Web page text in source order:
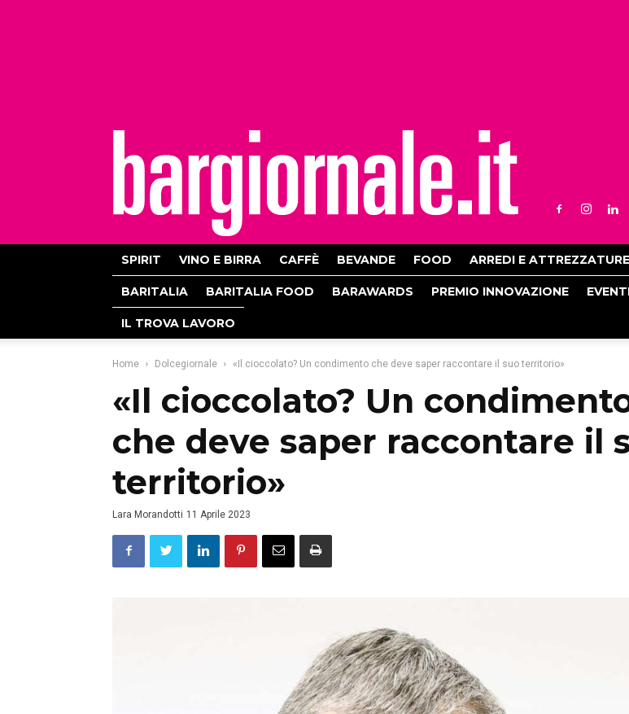
SPIRIT VINO E BIRRA CAFFÈ BEVANDE FOOD ARREDI E ATTREZZATURE
BARITALIA BARITALIA FOOD BARAWARDS PREMIO INNOVAZIONE
IL TROVA LAVORO
Home Dolcegiornale «Il cioccolato? Un condimento che deve saper raccontare il suo territorio»
«Il cioccolato? Un
che deve saper raccontare il
territorio»
Lara Morandotti 11 Aprile 2023